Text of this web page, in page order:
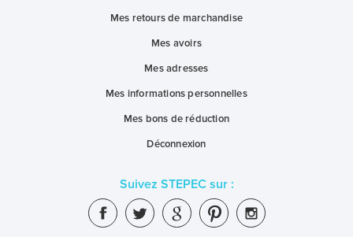
Mes retours de marchandise
Mes avoirs
Mes adresses
Mes informations personnelles
Mes bons de réduction
Déconnexion
Suivez STEPEC sur :